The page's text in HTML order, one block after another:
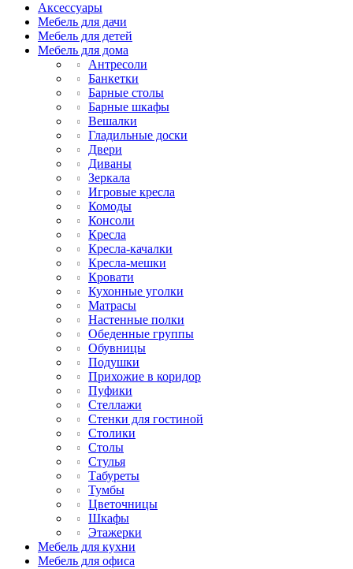
Аксессуары
Мебель для дачи
Мебель для детей
Мебель для дома
Антресоли
Банкетки
Барные столы
Барные шкафы
Вешалки
Гладильные доски
Двери
Диваны
Зеркала
Игровые кресла
Комоды
Консоли
Кресла
Кресла-качалки
Кресла-мешки
Кровати
Кухонные уголки
Матрасы
Настенные полки
Обеденные группы
Обувницы
Подушки
Прихожие в коридор
Пуфики
Стеллажи
Стенки для гостиной
Столики
Столы
Стулья
Табуреты
Тумбы
Цветочницы
Шкафы
Этажерки
Мебель для кухни
Мебель для офиса